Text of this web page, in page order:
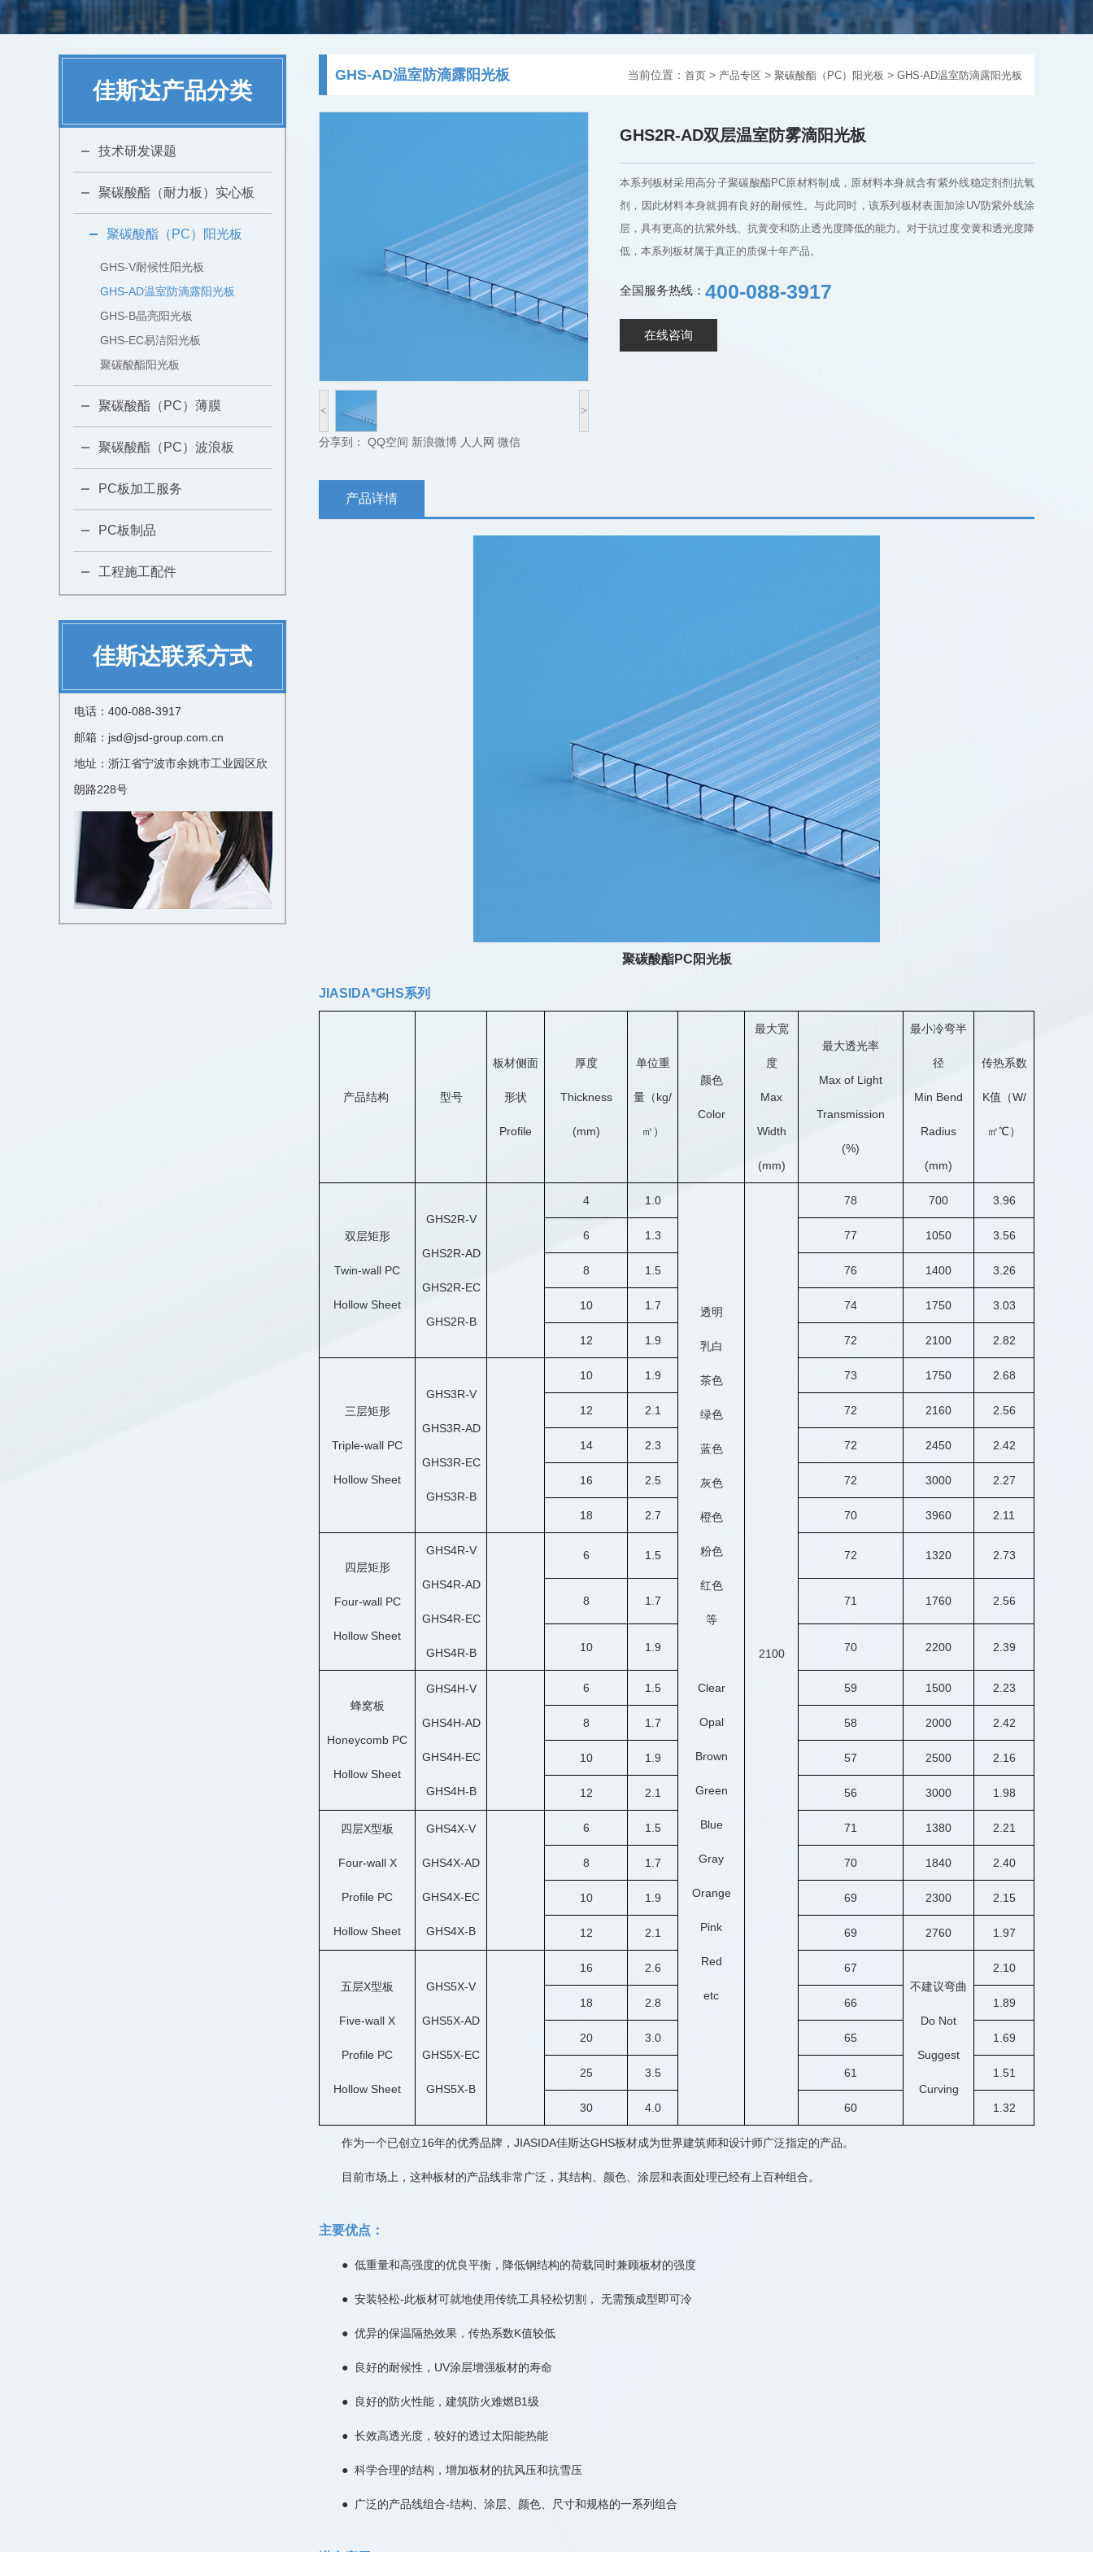
佳斯达产品分类
技术研发课题
聚碳酸酯（耐力板）实心板
聚碳酸酯（PC）阳光板
GHS-V耐候性阳光板
GHS-AD温室防滴露阳光板
GHS-B晶亮阳光板
GHS-EC易洁阳光板
聚碳酸酯阳光板
聚碳酸酯（PC）薄膜
聚碳酸酯（PC）波浪板
PC板加工服务
PC板制品
工程施工配件
佳斯达联系方式
电话：400-088-3917
邮箱：jsd@jsd-group.com.cn
地址：浙江省宁波市余姚市工业园区欣
朗路228号
GHS-AD温室防滴露阳光板 当前位置： 首页 > 产品专区 > 聚碳酸酯（PC）阳光板 > GHS-AD温室防滴露阳光板
< >
分享到： QQ空间 新浪微博 人人网 微信
GHS2R-AD双层温室防雾滴阳光板
本系列板材采用高分子聚碳酸酯PC原材料制成，原材料本身就含有紫外线稳定剂剂抗氧
剂，因此材料本身就拥有良好的耐候性。与此同时，该系列板材表面加涂UV防紫外线涂
层，具有更高的抗紫外线、抗黄变和防止透光度降低的能力。对于抗过度变黄和透光度降
低，本系列板材属于真正的质保十年产品。
全国服务热线： 400-088-3917
在线咨询
产品详情
聚碳酸酯PC阳光板
JIASIDA*GHS系列
产品结构 型号
板材侧面
形状
Profile
厚度
Thickness
(mm)
单位重
量（kg/
㎡）
颜色
Color
最大宽
度
Max
Width
(mm)
最大透光率
Max of Light
Transmission
(%)
最小冷弯半
径
Min Bend
Radius
(mm)
传热系数
K值（W/
㎡℃）
双层矩形
Twin-wall PC
Hollow Sheet
GHS2R-V
GHS2R-AD
GHS2R-EC
GHS2R-B
4 1.0
透明
乳白
茶色
绿色
蓝色
灰色
橙色
粉色
红色
等
Clear
Opal
Brown
Green
Blue
Gray
Orange
Pink
Red
etc
2100
78 700 3.96
6 1.3 77 1050 3.56
8 1.5 76 1400 3.26
10 1.7 74 1750 3.03
12 1.9 72 2100 2.82
三层矩形
Triple-wall PC
Hollow Sheet
GHS3R-V
GHS3R-AD
GHS3R-EC
GHS3R-B
10 1.9 73 1750 2.68
12 2.1 72 2160 2.56
14 2.3 72 2450 2.42
16 2.5 72 3000 2.27
18 2.7 70 3960 2.11
四层矩形
Four-wall PC
Hollow Sheet
GHS4R-V
GHS4R-AD
GHS4R-EC
GHS4R-B
6 1.5 72 1320 2.73
8 1.7 71 1760 2.56
10 1.9 70 2200 2.39
蜂窝板
Honeycomb PC
Hollow Sheet
GHS4H-V
GHS4H-AD
GHS4H-EC
GHS4H-B
6 1.5 59 1500 2.23
8 1.7 58 2000 2.42
10 1.9 57 2500 2.16
12 2.1 56 3000 1.98
四层X型板
Four-wall X
Profile PC
Hollow Sheet
GHS4X-V
GHS4X-AD
GHS4X-EC
GHS4X-B
6 1.5 71 1380 2.21
8 1.7 70 1840 2.40
10 1.9 69 2300 2.15
12 2.1 69 2760 1.97
五层X型板
Five-wall X
Profile PC
Hollow Sheet
GHS5X-V
GHS5X-AD
GHS5X-EC
GHS5X-B
16 2.6
67
不建议弯曲
Do Not
Suggest
Curving
2.10
18 2.8 66 1.89
20 3.0 65 1.69
25 3.5 61 1.51
30 4.0 60 1.32
作为一个已创立16年的优秀品牌，JIASIDA佳斯达GHS板材成为世界建筑师和设计师广泛指定的产品。
目前市场上，这种板材的产品线非常广泛，其结构、颜色、涂层和表面处理已经有上百种组合。
主要优点：
● 低重量和高强度的优良平衡，降低钢结构的荷载同时兼顾板材的强度
● 安装轻松-此板材可就地使用传统工具轻松切割， 无需预成型即可冷
● 优异的保温隔热效果，传热系数K值较低
● 良好的耐候性，UV涂层增强板材的寿命
● 良好的防火性能，建筑防火难燃B1级
● 长效高透光度，较好的透过太阳能热能
● 科学合理的结构，增加板材的抗风压和抗雪压
● 广泛的产品线组合-结构、涂层、颜色、尺寸和规格的一系列组合